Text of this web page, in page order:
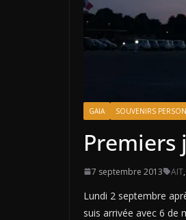
GAIA SOUVENIRS
Premiers
7 septembre 2013 AIT,
Lundi 2 septembre
suis arrivée avec 6 de